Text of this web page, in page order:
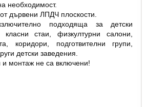
необходимост.
дървени ЛПДЧ плоскости.
подходяща за детски
класни стаи, физкултурни салони,
коридори, подготвителни групи,
детски заведения.
монтаж не са включени!